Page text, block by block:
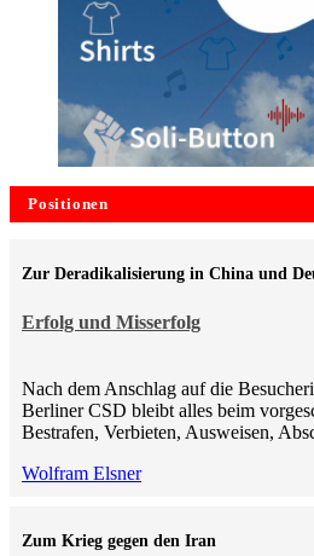
Positionen
Erfolg und Misserfolg
Zur Deradikalisierung in China und
Nach dem Anschlag auf die
Berliner CSD bleibt alles beim
Bestrafen, Verbieten, Ausweisen,
Wolfram Elsner
Zum Krieg gegen den Iran